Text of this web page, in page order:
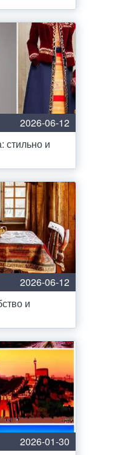
2026-06-12
стильно и
2026-06-12
и
2026-01-30